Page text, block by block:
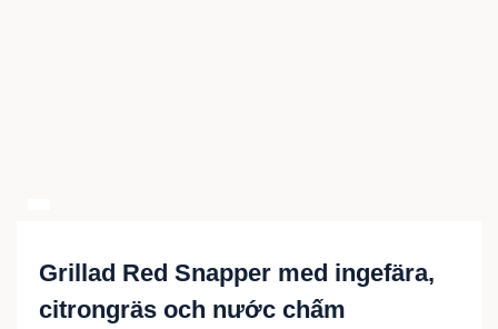
Grillad Red Snapper med ingefära,
citrongräs och nước chấm